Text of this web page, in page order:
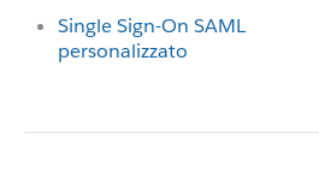
Single Sign-On SAML
personalizzato